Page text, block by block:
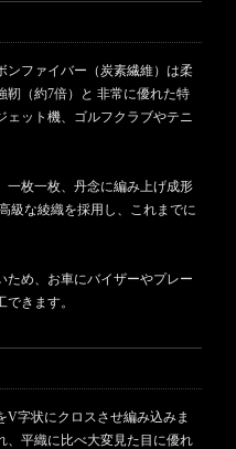
ンファイバー（炭素繊維）は柔
靭（約7倍）と 非常に優れた特
ェット機、ゴルフクラブやテニ
一枚一枚、丹念に編み上げ成形
級な綾織を採用し、これまでに
ため、お車にバイザーやプレー
きます。
字状にクロスさせ編み込みま
、平織に比べ大変見た目に優れ